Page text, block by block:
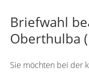
Briefwahl
Oberthulba
Sie möchten bei der